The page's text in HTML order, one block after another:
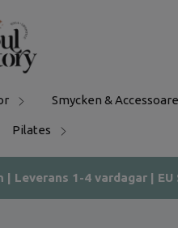
Smycken &
Pilates
1-4 vardagar | EU